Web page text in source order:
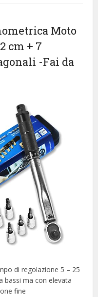
Moto
cm + 7
-Fai da
di regolazione 5 – 25
bassi ma con elevata
fine